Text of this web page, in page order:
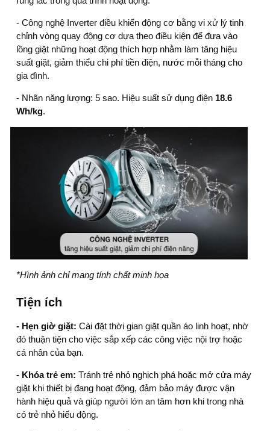
- Công nghệ Inverter điều khiển động cơ bằng vi xử lý tinh
chỉnh vòng quay động cơ dựa theo điều kiện để đưa vào
lồng giặt những hoạt động thích hợp nhằm làm tăng hiệu
suất giặt, giảm thiểu chi phí tiền điện, nước mỗi tháng cho
gia đình.
- Nhãn năng lượng: 5 sao. Hiệu suất sử dụng điện 18.6
Wh/kg.
*Hình ảnh chỉ mang tính chất minh họa
Tiện ích
- Hẹn giờ giặt: Cài đặt thời gian giặt quần áo linh hoạt, nhờ
đó thuận tiện cho việc sắp xếp các công việc nội trợ hoặc
cá nhân của bạn.
- Khóa trẻ em: Tránh trẻ nhỏ nghịch phá hoặc mở cửa máy
giặt khi thiết bị đang hoạt động, đảm bảo máy được vận
hành hiệu quả và giúp người lớn an tâm hơn khi trong nhà
có trẻ nhỏ hiếu động.